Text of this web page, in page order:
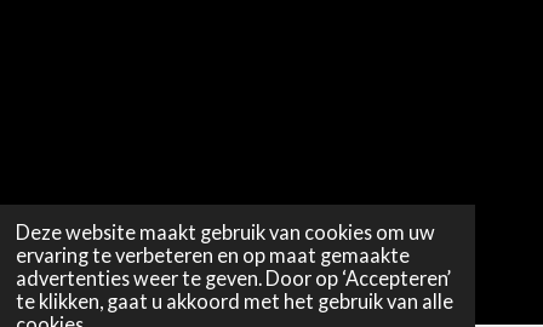
Deze website maakt gebruik van cookies om uw
ervaring te verbeteren en op maat gemaakte
advertenties weer te geven. Door op ‘Accepteren’
te klikken, gaat u akkoord met het gebruik van alle